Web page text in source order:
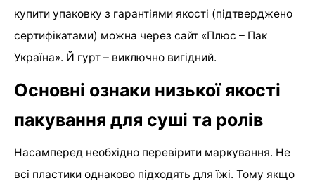
купити упаковку з гарантіями якості (підтверджено
сертифікатами) можна через сайт «Плюс – Пак
Україна». Й гурт – виключно вигідний.
Основні ознаки низької якості
пакування для суші та ролів
Насамперед необхідно перевірити маркування. Не
всі пластики однаково підходять для їжі. Тому якщо